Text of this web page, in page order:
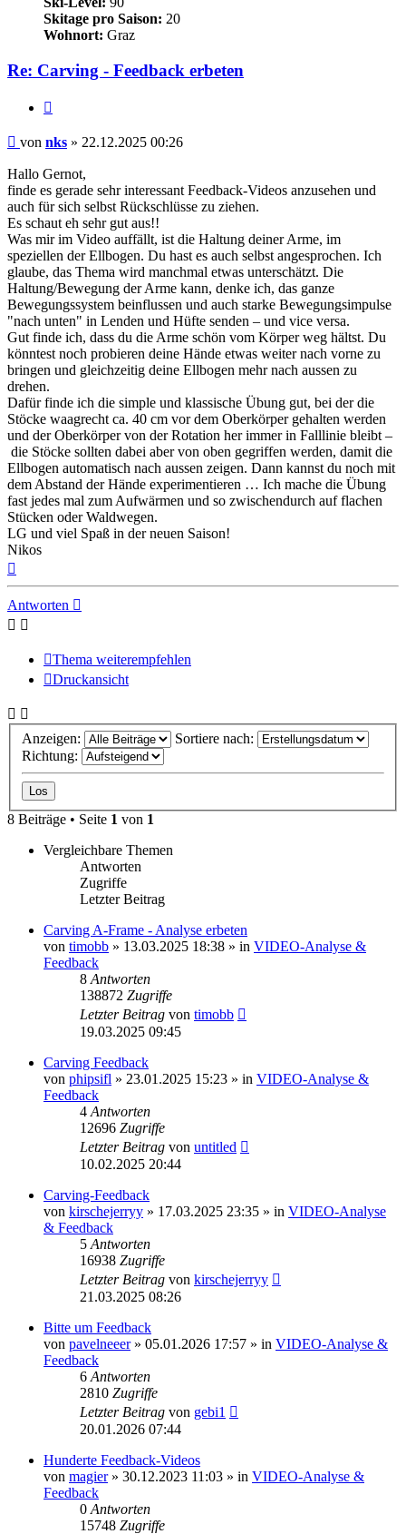
Skitage pro Saison: 20
Wohnort: Graz
Re: Carving - Feedback erbeten
Beitrag
von nks » 22.12.2025 00:26
Hallo Gernot,
finde es gerade sehr interessant Feedback-Videos anzusehen und
auch für sich selbst Rückschlüsse zu ziehen.
Es schaut eh sehr gut aus!!
Was mir im Video auffällt, ist die Haltung deiner Arme, im
speziellen der Ellbogen. Du hast es auch selbst angesprochen. Ich
glaube, das Thema wird manchmal etwas unterschätzt. Die
Haltung/Bewegung der Arme kann, denke ich, das ganze
Bewegungssystem beinflussen und auch starke Bewegungsimpulse
"nach unten" in Lenden und Hüfte senden – und vice versa.
Gut finde ich, dass du die Arme schön vom Körper weg hältst. Du
könntest noch probieren deine Hände etwas weiter nach vorne zu
bringen und gleichzeitig deine Ellbogen mehr nach aussen zu
drehen.
Dafür finde ich die simple und klassische Übung gut, bei der die
Stöcke waagrecht ca. 40 cm vor dem Oberkörper gehalten werden
und der Oberkörper von der Rotation her immer in Falllinie bleibt –
die Stöcke sollten dabei aber von oben gegriffen werden, damit die
Ellbogen automatisch nach aussen zeigen. Dann kannst du noch mit
dem Abstand der Hände experimentieren … Ich mache die Übung
fast jedes mal zum Aufwärmen und so zwischendurch auf flachen
Stücken oder Waldwegen.
LG und viel Spaß in der neuen Saison!
Nikos
Antworten
Thema weiterempfehlen
Druckansicht
Anzeigen:
Sortiere nach:
Richtung:
8 Beiträge • Seite 1 von 1
Vergleichbare Themen
Antworten
Zugriffe
Letzter Beitrag
Carving A-Frame - Analyse erbeten
von timobb » 13.03.2025 18:38 » in VIDEO-Analyse &
Feedback
8 Antworten
138872 Zugriffe
Letzter Beitrag von timobb
19.03.2025 09:45
Carving Feedback
von phipsifl » 23.01.2025 15:23 » in VIDEO-Analyse &
Feedback
4 Antworten
12696 Zugriffe
Letzter Beitrag von untitled
10.02.2025 20:44
Carving-Feedback
von kirschejerryy » 17.03.2025 23:35 » in VIDEO-Analyse
& Feedback
5 Antworten
16938 Zugriffe
Letzter Beitrag von kirschejerryy
21.03.2025 08:26
Bitte um Feedback
von pavelneeer» 05.01.2026 17:57 » in VIDEO-Analyse &
Feedback
6 Antworten
2810 Zugriffe
Letzter Beitrag von gebi1
20.01.2026 07:44
Hunderte Feedback-Videos
von magier» 30.12.2023 11:03 » in VIDEO-Analyse &
Feedback
0 Antworten
15748 Zugriffe